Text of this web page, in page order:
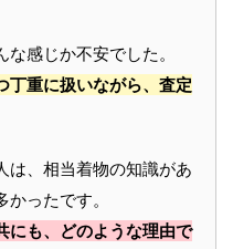
感じか不安でした。
丁重に扱いながら、査定
は、相当着物の知識があ
ったです。
にも、どのような理由で